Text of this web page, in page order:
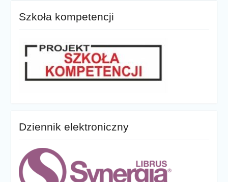
Szkoła kompetencji
Dziennik elektroniczny